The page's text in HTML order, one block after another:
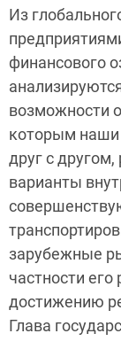
Из
финансового
возможности
которым наши
друг с
варианты
зарубежные
частности его
достижению
Глава